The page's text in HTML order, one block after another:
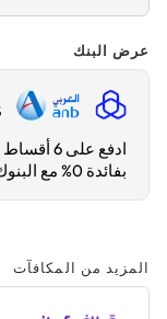
عرض البنك
ادفع على 6 أقساط بقيمة
بفائدة 0% مع البنوك المشاركة.
المزيد من المكافآت